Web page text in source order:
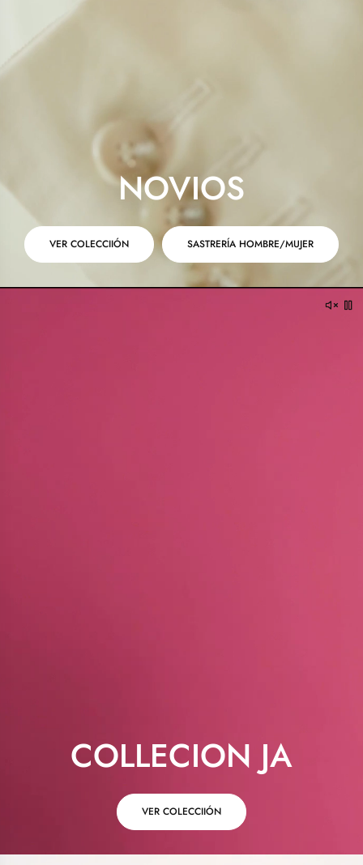
NOVIOS
VER COLECCIIÓN SASTRERÍA HOMBRE/MUJER
COLLECION JA
VER COLECCIIÓN